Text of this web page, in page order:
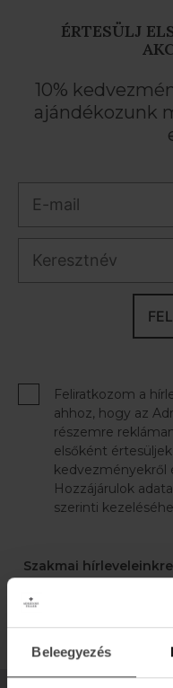
Beleegyezés
ÉRTESÜLJ
10%
ajándékozunk
Feliratkozom a
ahhoz, hogy az
részemre
elsőként
kedvezményekről
Hozzájárulok
szerinti
Szakmai